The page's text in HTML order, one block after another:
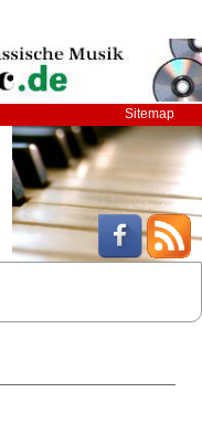
Sitemap